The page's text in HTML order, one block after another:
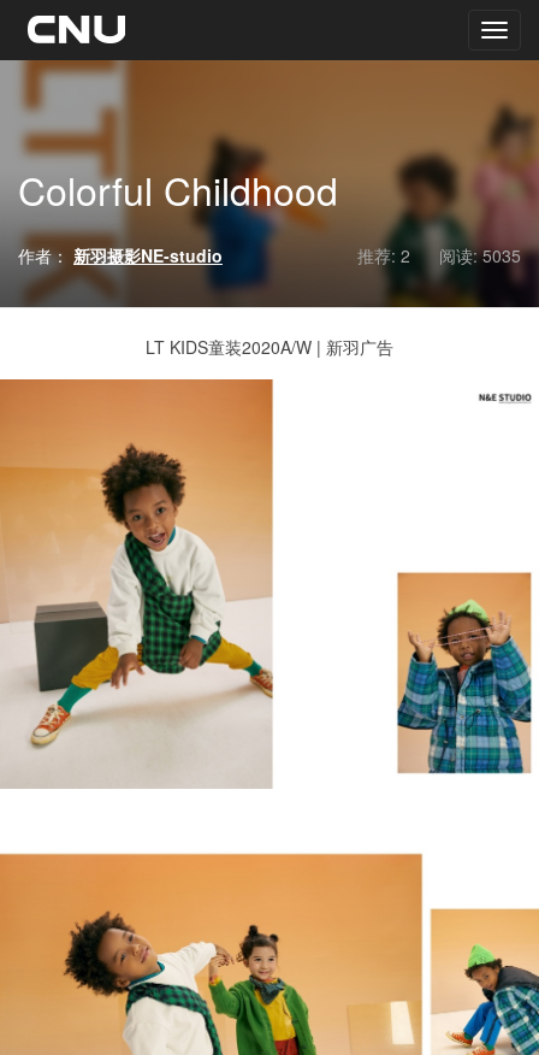
Colorful Childhood
作者： 新羽摄影NE-studio 推荐: 2 阅读:5035
LT KIDS童装2020A/W | 新羽广告